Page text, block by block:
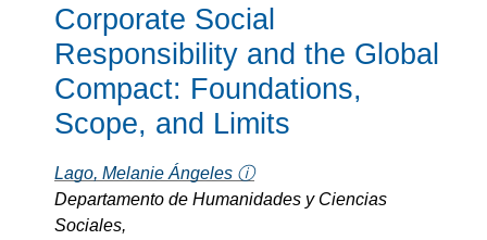
Corporate Social
Responsibility and the Global
Compact: Foundations,
Scope, and Limits
Lago, Melanie Ángeles ⓘ
Departamento de Humanidades y Ciencias
Sociales,